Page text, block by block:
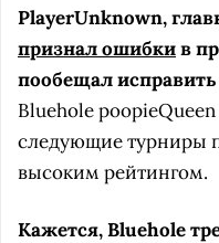
PlayerUnknown,
признал ошибкив
пообещал исправить
Bluehole
следующие турниры
высоким рейтингом.
Кажется, Bluehole